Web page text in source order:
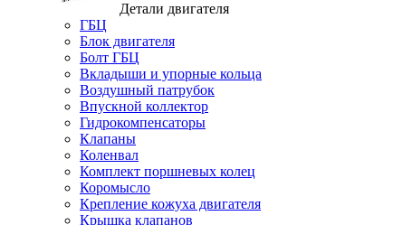
Детали двигателя
ГБЦ
Блок двигателя
Болт ГБЦ
Вкладыши и упорные кольца
Воздушный патрубок
Впускной коллектор
Гидрокомпенсаторы
Клапаны
Коленвал
Комплект поршневых колец
Коромысло
Крепление кожуха двигателя
Крышка клапанов